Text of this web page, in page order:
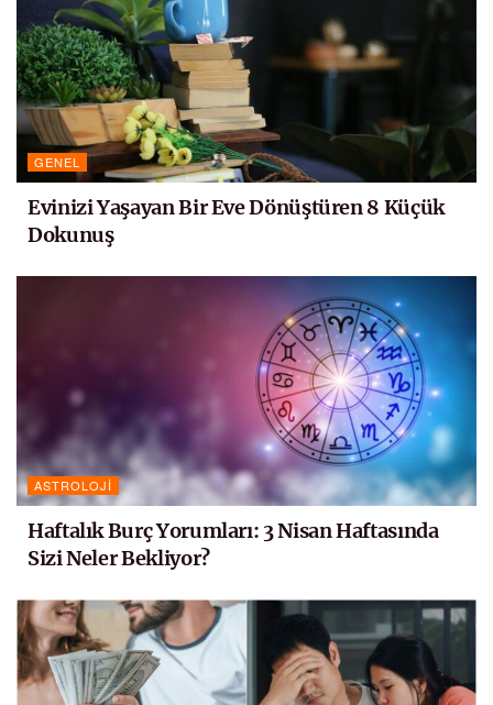
GENEL
Evinizi Yaşayan Bir Eve Dönüştüren 8 Küçük
Dokunuş
ASTROLOJI
Haftalık Burç Yorumları: 3 Nisan Haftasında
Sizi Neler Bekliyor?